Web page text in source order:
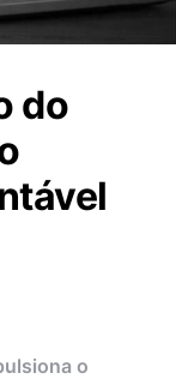
do
o